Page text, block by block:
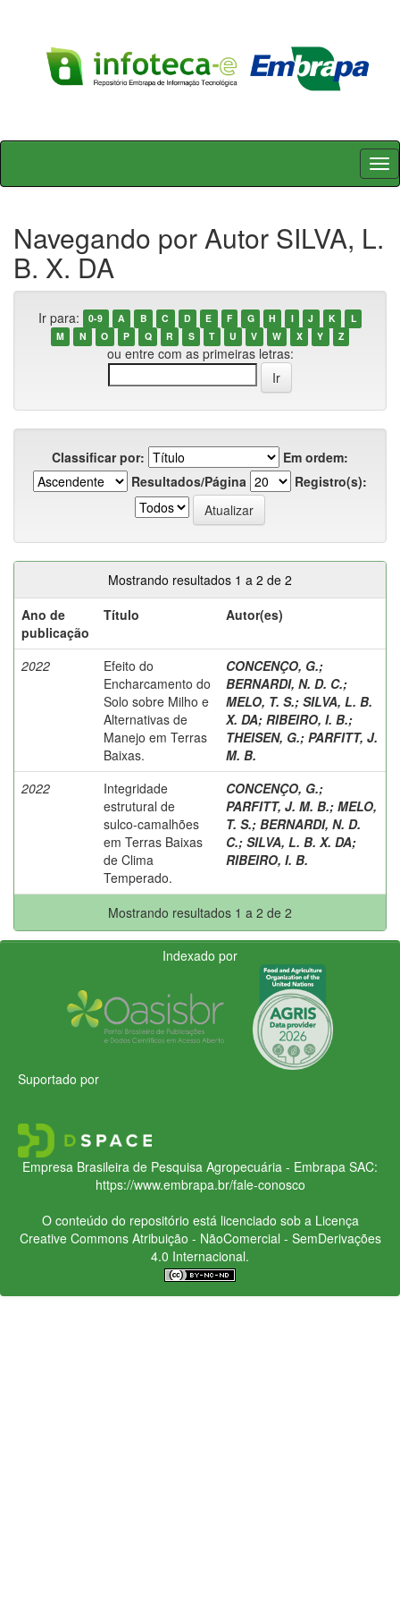
Skip
Navegando por Autor SILVA, L.
B. X. DA
Ir para: 0-9 A B C D E F G H I J K
L
M
N O P Q R S T U V W X Y Z
ou entre com as primeiras letras:
Classificar por:
Em ordem:
Resultados/Página
Registro(s):
Mostrando resultados 1 a 2 de 2
Ano de
publicação
Título Autor(es)
2022
Efeito do
Encharcamento do
Solo sobre Milho e
Alternativas de
Manejo em Terras
Baixas.
CONCENÇO, G.;
BERNARDI, N. D. C.;
MELO, T. S.; SILVA, L. B.
X. DA; RIBEIRO, I. B.;
THEISEN, G.; PARFITT, J.
M. B.
2022
Integridade
estrutural de
sulco-camalhões
em Terras Baixas
de Clima
Temperado.
CONCENÇO, G.;
PARFITT, J. M. B.; MELO,
T. S.; BERNARDI, N. D.
C.; SILVA, L. B. X. DA;
RIBEIRO, I. B.
Mostrando resultados 1 a 2 de 2
Indexado por
Suportado por
Empresa Brasileira de Pesquisa Agropecuária - Embrapa SAC:
https://www.embrapa.br/fale-conosco
O conteúdo do repositório está licenciado sob a Licença
Creative CommonsAtribuição - NãoComercial - SemDerivações
4.0 Internacional.